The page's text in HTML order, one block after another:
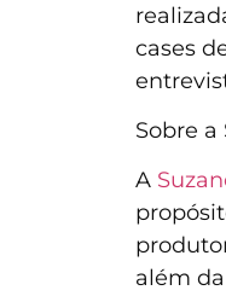
cases
Sobre a
A
além da